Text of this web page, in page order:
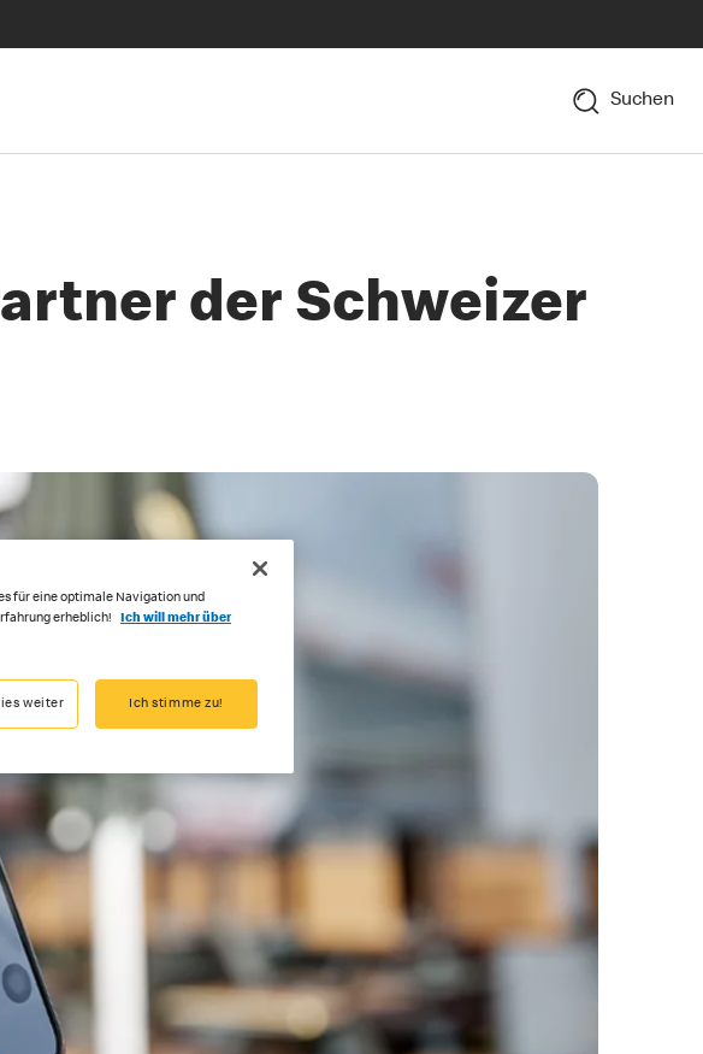
Suchen
der Schweizer
für eine optimale Navigation und
erheblich!
Ich will mehr über
weiter Ich stimme zu!